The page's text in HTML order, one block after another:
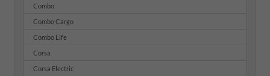
Combo
Combo Cargo
Combo Life
Corsa
Corsa Electric